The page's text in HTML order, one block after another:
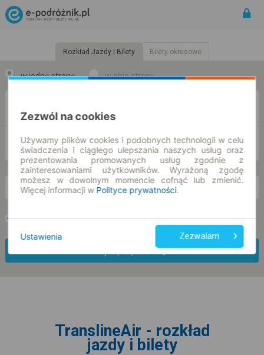
Rozkład Jazdy | Bilety Bilety okresowe
w jedną stronę w obie strony
so. 8 sie. -- : --
Preferuj bez przesiadek Tylko bilet online
TranslineAir - rozkład
jazdy i bilety
Zezwól na cookies
Używamy plików cookies i podobnych technologii w celu
świadczenia i ciągłego ulepszania naszych usług oraz
prezentowania promowanych usług zgodnie z
zainteresowaniami użytkowników. Wyrażoną zgodę
możesz w dowolnym momencie cofnąć lub zmienić.
Więcej informacji w Polityce prywatności.
Ustawienia Zezwalam